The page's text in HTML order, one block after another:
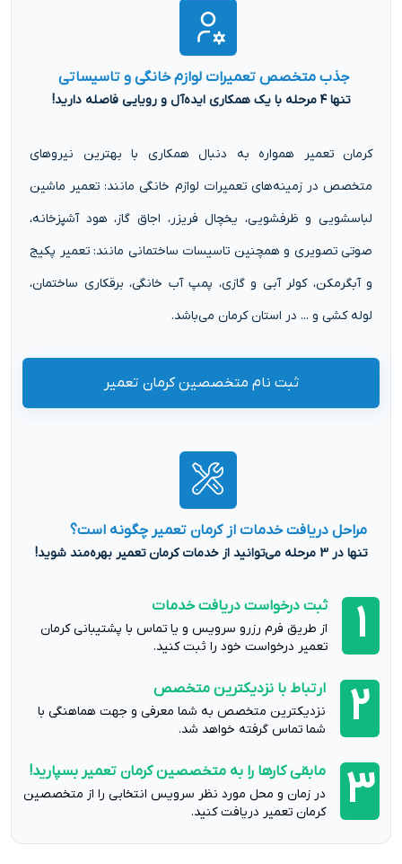
جذب متخصص تعمیرات لوازم خانگی و تاسیساتی
تنها ۴ مرحله با یک همکاری ایده‌آل و رویایی فاصله دارید!
کرمان تعمیر همواره به دنبال همکاری با بهترین نیروهای
متخصص در زمینه‌های تعمیرات لوازم خانگی مانند: تعمیر ماشین
لباسشویی و ظرفشویی، یخچال فریزر، اجاق گاز، هود آشپزخانه،
صوتی تصویری و همچنین تاسیسات ساختمانی مانند: تعمیر پکیج
و آبگرمکن، کولر آبی و گازی، پمپ آب خانگی، برقکاری ساختمان،
لوله کشی و ... در استان کرمان می‌باشد.
ثبت نام متخصصین کرمان تعمیر
مراحل دریافت خدمات از کرمان تعمیر چگونه است؟
تنها در 3 مرحله می‌توانید از خدمات کرمان تعمیر بهره‌مند شوید!
1 ثبت درخواست دریافت خدمات
از طریق فرم رزرو سرویس و یا تماس با پشتیبانی کرمان
تعمیر درخواست خود را ثبت کنید.
2 ارتباط با نزدیکترین متخصص
نزدیکترین متخصص به شما معرفی و جهت هماهنگی با
شما تماس گرفته خواهد شد.
3 مابقی کارها را به متخصصین کرمان تعمیر بسپارید!
در زمان و محل مورد نظر سرویس انتخابی را از متخصصین
کرمان تعمیر دریافت کنید.